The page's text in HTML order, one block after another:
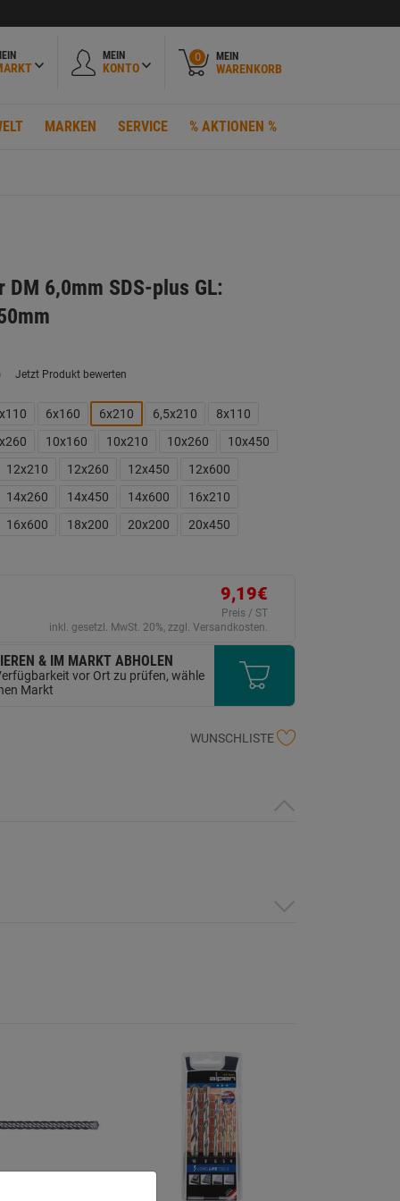
MEIN
KONTO
0 MEIN
WARENKORB
MARKEN SERVICE % AKTIONEN %
DM 6,0mm SDS-plus GL:
Jetzt Produkt bewerten
6x160 6x210 6,5x210
8x110
10x160 10x210 10x260
10x450
12x210 12x260 12x450
12x600
14x260 14x450 14x600
16x210
16x600 18x200 20x200
20x450
9,19€
Preis / ST
inkl. gesetzl. MwSt. 20%, zzgl. Versandkosten.
& IM MARKT ABHOLEN
vor Ort zu prüfen, wähle
Markt
WUNSCHLISTE